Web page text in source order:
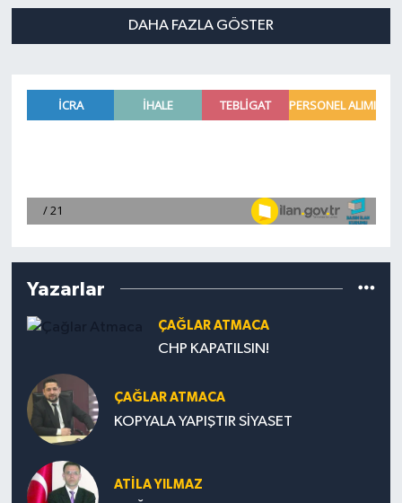
DAHA FAZLA GÖSTER
Yazarlar
ÇAĞLAR ATMACA
CHP KAPATILSIN!
ÇAĞLAR ATMACA
KOPYALA YAPIŞTIR SİYASET
ATILA YILMAZ